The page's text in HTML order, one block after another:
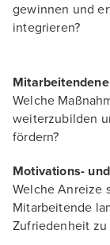
gewinnen und
integrieren?
Welche
weiterzubilden
fördern?
Motivations-
Welche Anreize
Mitarbeitende
Zufriedenheit zu